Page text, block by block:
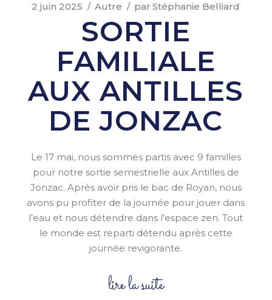
2 juin 2025 Autre par Stéphanie Belliard
SORTIE
FAMILIALE
AUX ANTILLES
DE JONZAC
Le 17 mai, nous sommes partis avec 9 familles
pour notre sortie semestrielle aux Antilles de
Jonzac. Après avoir pris le bac de Royan, nous
avons pu profiter de la journée pour jouer dans
l’eau et nous détendre dans l’espace zen. Tout
le monde est reparti détendu après cette
journée revigorante.
lire la suite